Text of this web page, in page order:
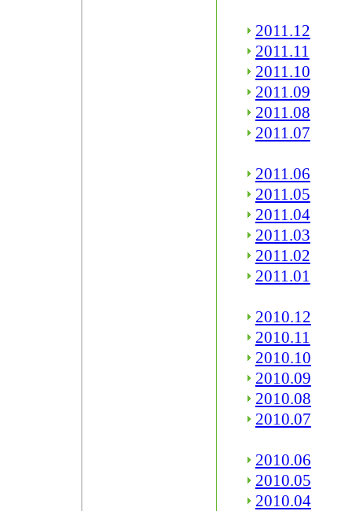
2011.12
2011.11
2011.10
2011.09
2011.08
2011.07
2011.06
2011.05
2011.04
2011.03
2011.02
2011.01
2010.12
2010.11
2010.10
2010.09
2010.08
2010.07
2010.06
2010.05
2010.04